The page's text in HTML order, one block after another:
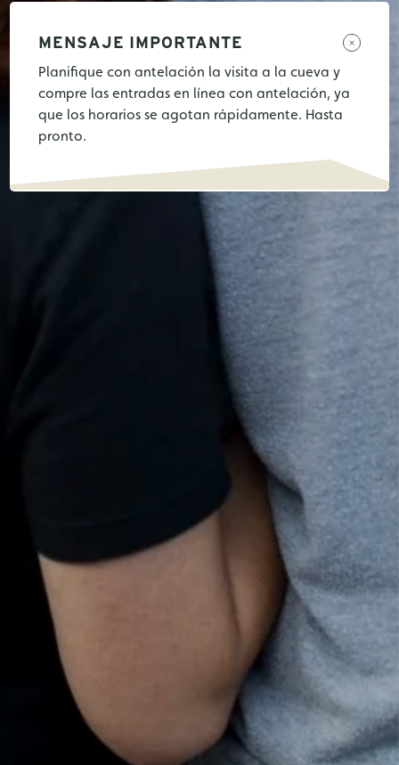
MENSAJE IMPORTANTE
Planifique con antelación la visita a la cueva y
compre las entradas en línea con antelación, ya
que los horarios se agotan rápidamente. Hasta
pronto.